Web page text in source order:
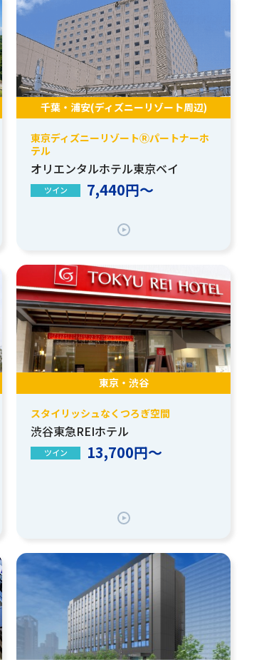
千葉・浦安(ディズニーリゾート周辺)
東京ディズニーリゾートⓇパートナーホ
テル
オリエンタルホテル東京ベイ
ツイン 7,440円～
東京・渋谷
スタイリッシュなくつろぎ空間
渋谷東急REIホテル
ツイン 13,700円～